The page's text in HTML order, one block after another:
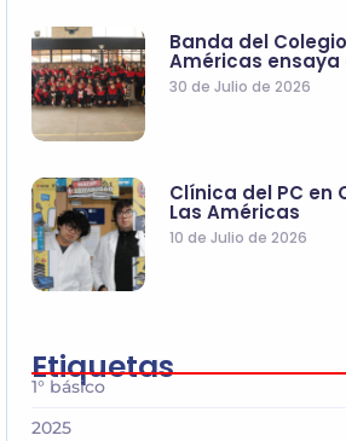
Banda del
Américas ensaya
30 de Julio de 2026
Clínica del PC en
Las Américas
10 de Julio de 2026
Etiquetas
1° básico
2025